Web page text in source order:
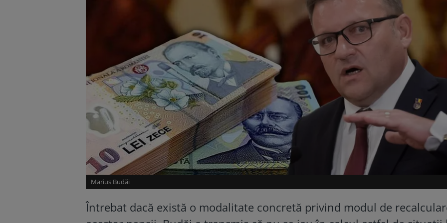
Marius Budăi
Întrebat dacă există o modalitate concretă privind modul de